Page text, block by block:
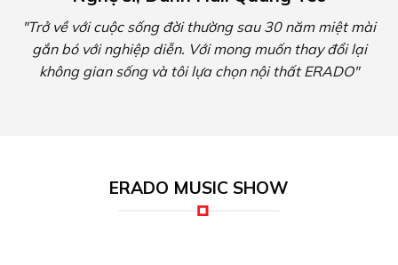
"Trở về với cuộc sống đời thường sau 30 năm miệt mài
gắn bó với nghiệp diễn. Với mong muốn thay đổi lại
không gian sống và tôi lựa chọn nội thất ERADO"
ERADO MUSIC SHOW